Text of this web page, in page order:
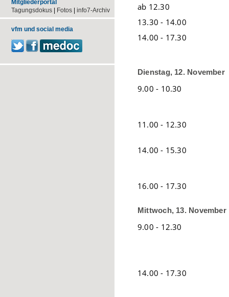
Mitgliederportal
Tagungsdokus
Fotos info7-Archiv
vfm und social media
ab 12.30
13.30 - 14.00
14.00 - 17.30
Dienstag, 12. November
9.00 - 10.30
11.00 - 12.30
14.00 - 15.30
16.00 - 17.30
Mittwoch, 13. November
9.00 - 12.30
14.00 - 17.30